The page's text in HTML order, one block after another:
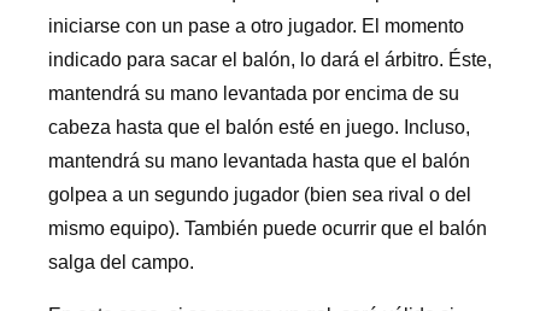
iniciarse con un pase a otro jugador. El momento
indicado para sacar el balón, lo dará el árbitro. Éste,
mantendrá su mano levantada por encima de su
cabeza hasta que el balón esté en juego. Incluso,
mantendrá su mano levantada hasta que el balón
golpea a un segundo jugador (bien sea rival o del
mismo equipo). También puede ocurrir que el balón
salga del campo.